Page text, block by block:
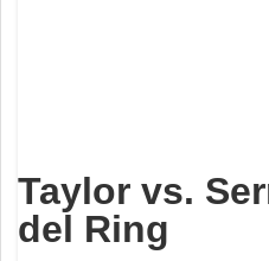
Taylor vs.
del Ring